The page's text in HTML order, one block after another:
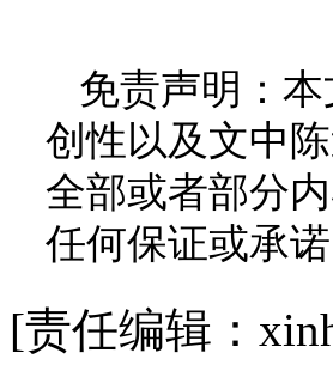
免责声明：
创性以及文中
全部或者部分
任何保证或承
[责任编辑：